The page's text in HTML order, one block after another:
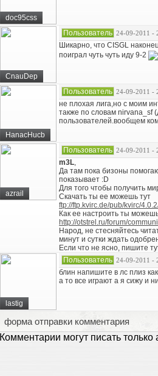
doc95css
CnauDep
Пользователь 24-09-2011 -
Шикарно, что CISGL
поиграл чуть чуть иду 9-2
HanacHucb
Пользователь 24-09-2011 -
не плохая лига,но с моим
также по словам nirvana_sf
пользователей.вообщем
azrail
Пользователь 24-09-2011 -
m3L,
Да там пока бизоны
показывает :D
Для того чтобы получить
Скачать ты ее можешь тут
ftp://ftp.kvirc.de/pub/kvirc/
Как ее настроить ты
http://otstrel.ru/forum/
Народ, не стесняйтесь
минут и сутки ждать
Если что не ясно, пишите
lastig
Пользователь 24-09-2011 -
блин напишите в лс плиз
а то все играют а я сижу и
форма отправки комментария
Комментарии могут писать